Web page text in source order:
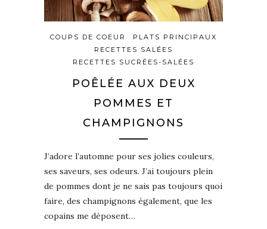
COUPS DE COEUR
PLATS PRINCIPAUX
RECETTES SALÉES
RECETTES SUCRÉES-SALÉES
POÊLÉE AUX DEUX
POMMES ET
CHAMPIGNONS
J’adore l’automne pour ses jolies couleurs,
ses saveurs, ses odeurs. J’ai toujours plein
de pommes dont je ne sais pas toujours quoi
faire, des champignons également, que les
copains me déposent…